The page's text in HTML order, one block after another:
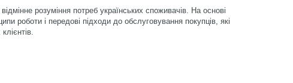
розуміння потреб українських споживачів. На основі
роботи і передові підходи до обслуговування покупців, які